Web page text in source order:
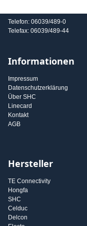
Telefon: 06039/489-0
Telefax: 06039/489-44
Informationen
Impressum
Datenschutzerklärung
Über SHC
Linecard
Kontakt
AGB
Hersteller
TE Connectivity
Hongfa
SHC
Celduc
Delcon